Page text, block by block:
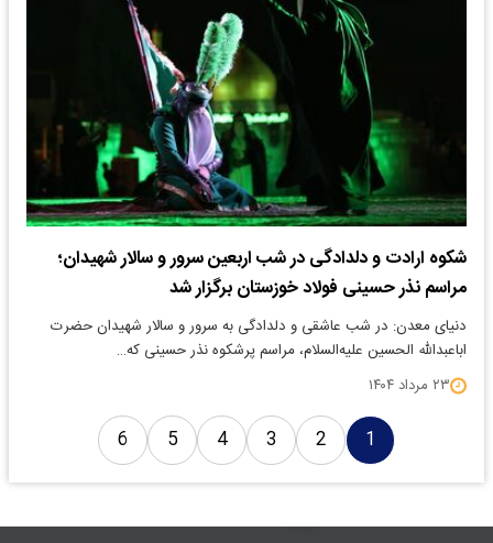
شکوه ارادت و دلدادگی در شب اربعین سرور و سالار شهیدان؛
مراسم نذر حسینی فولاد خوزستان برگزار شد
دنیای معدن: در شب عاشقی و دلدادگی به سرور و سالار شهیدان حضرت
اباعبدالله الحسین علیه‌السلام، مراسم پرشکوه نذر حسینی که…
۲۳ مرداد ۱۴۰۴
1
2
3
4
5
6